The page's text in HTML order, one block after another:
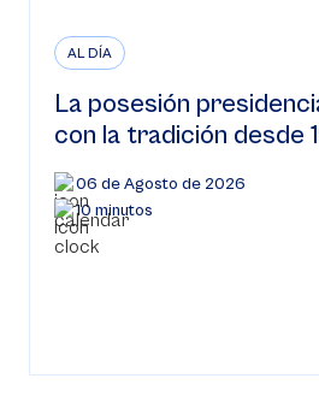
AL DÍA
La posesión
con la tradición desde
06 de Agosto de 2026
10 minutos